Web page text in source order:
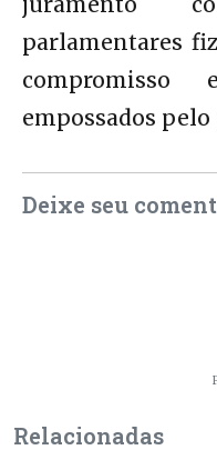
parlamentares
compromisso
empossados pelo
Deixe seu
Relacionadas